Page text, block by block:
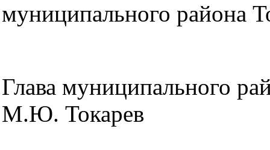
муниципального района
Глава
М.Ю. Токарев